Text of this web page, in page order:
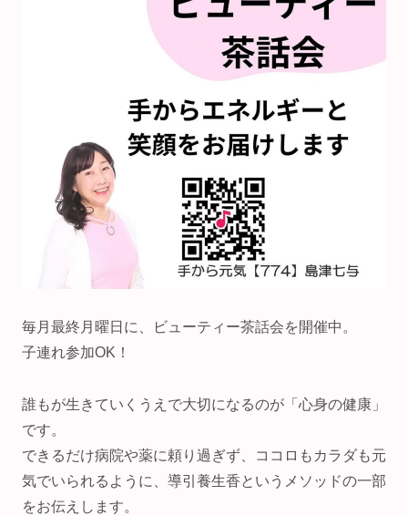
毎月最終月曜日に、ビューティー茶話会を開催中。
子連れ参加OK！
誰もが生きていくうえで大切になるのが「心身の健康」
です。
できるだけ病院や薬に頼り過ぎず、ココロもカラダも元
気でいられるように、導引養生香というメソッドの一部
をお伝えします。